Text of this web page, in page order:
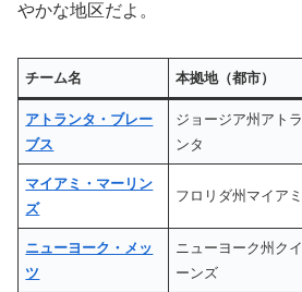
やかな地区だよ。
チーム名 本拠地（都市）
アトランタ・ブレー
ブス
ジョージア州アトラ
ンタ
マイアミ・マーリン
ズ
フロリダ州マイアミ
ニューヨーク・メッ
ツ
ニューヨーク州クイ
ーンズ